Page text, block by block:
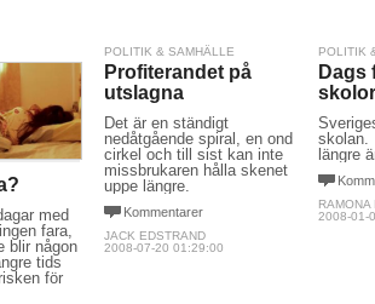
med
fara,
blir någon
tids
för
POLITIK & SAMHÄLLE
Profiterandet på
utslagna
Det är en ständigt
nedåtgående spiral, en ond
cirkel och till sist kan inte
missbrukaren hålla skenet
uppe längre.
Kommentarer
JACK EDSTRAND
2008-07-20 01:29:00
POLITIK
Dags
skolan.
längre
RAMONA
2008-01-